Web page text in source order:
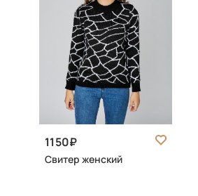
1150
Свитер женский